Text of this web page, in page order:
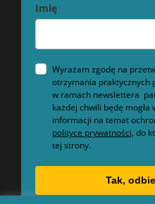
Imię
Wyrażam zgodę na
otrzymania praktycznych
w ramach newslettera
każdej chwili będę mogła
informacji na temat
polityce prywatności, do
tej strony.
Tak,